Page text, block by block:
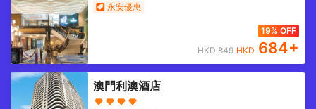
永安優惠
19% OFF
HKD849 HKD 684+
澳門利澳酒店